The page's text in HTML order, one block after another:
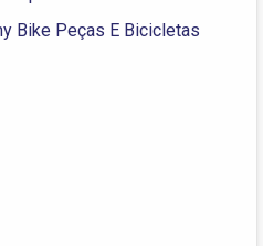
Bike Peças E Bicicletas